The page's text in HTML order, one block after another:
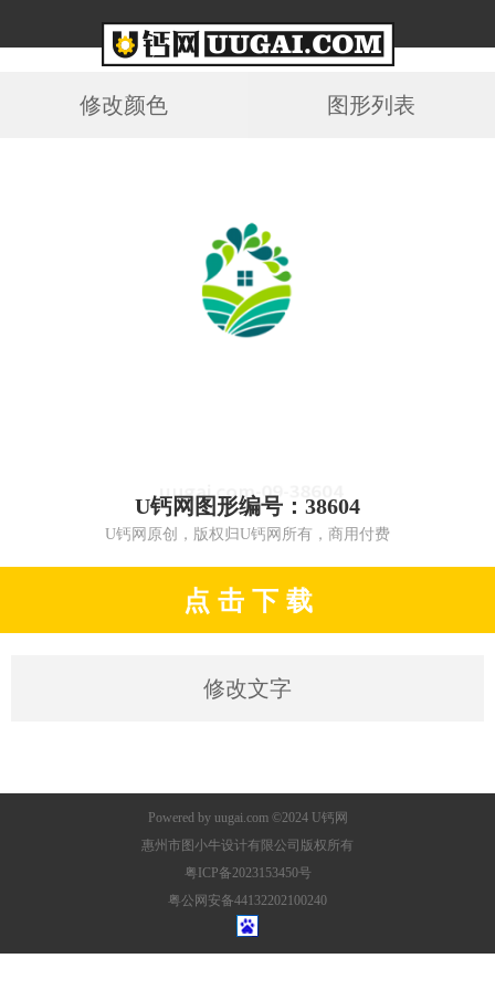
修改颜色 图形列表
U钙网图形编号：38604
U钙网原创，版权归U钙网所有，商用付费
点 击 下 载
修改文字
Powered by uugai.com©2024 U钙网
惠州市图小牛设计有限公司版权所有
粤ICP备2023153450号
粤公网安备44132202100240